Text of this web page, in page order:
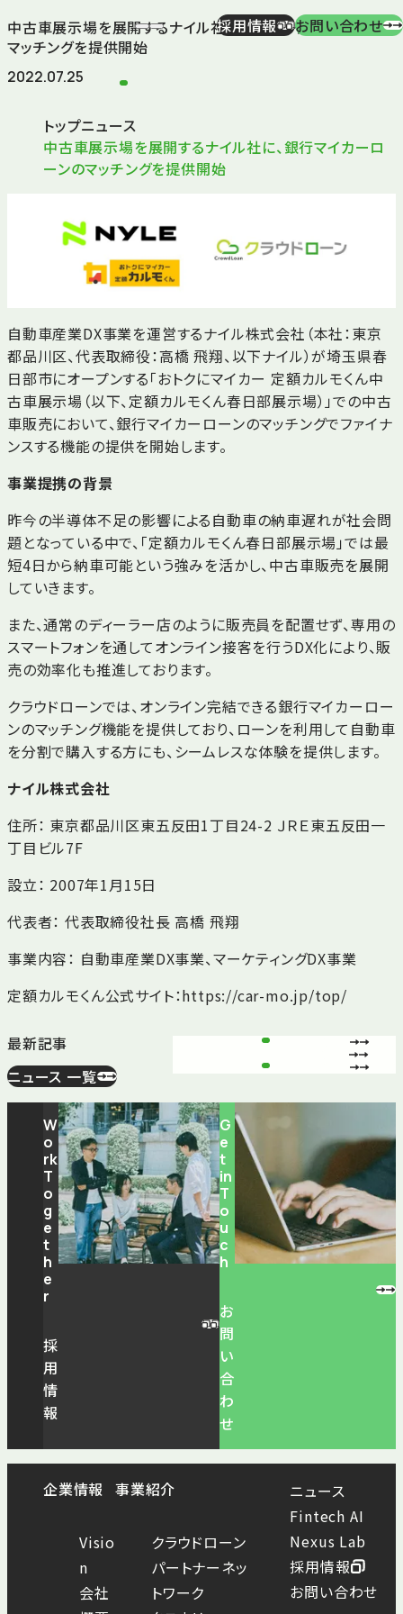
採用情報 お問い合わせ
中古車展示場を展開するナイル社に、銀行マイカーローンの
マッチングを提供開始
2022.07.25
トップニュース
中古車展示場を展開するナイル社に、銀行マイカーロ
ーンのマッチングを提供開始
自動車産業DX事業を運営するナイル株式会社（本社：東京
都品川区、代表取締役：高橋 飛翔、以下ナイル）が埼玉県春
日部市にオープンする「おトクにマイカー 定額カルモくん中
古車展示場（以下、定額カルモくん春日部展示場）」での中古
車販売において、銀行マイカーローンのマッチングでファイナ
ンスする機能の提供を開始します。
事業提携の背景
昨今の半導体不足の影響による自動車の納車遅れが社会問
題となっている中で、「定額カルモくん春日部展示場」では最
短4日から納車可能という強みを活かし、中古車販売を展開
していきます。
また、通常のディーラー店のように販売員を配置せず、専用の
スマートフォンを通してオンライン接客を行うDX化により、販
売の効率化も推進しております。
クラウドローンでは、オンライン完結できる銀行マイカーロー
ンのマッチング機能を提供しており、ローンを利用して自動車
を分割で購入する方にも、シームレスな体験を提供します。
ナイル株式会社
住所： 東京都品川区東五反田1丁目24-2 ＪＲＥ東五反田一
丁目ビル7F
設立： 2007年1月15日
代表者： 代表取締役社長 高橋 飛翔
事業内容： 自動車産業DX事業、マーケティングDX事業
定額カルモくん公式サイト：https://car-mo.jp/top/
最新記事
ニュース 一覧
W
o
rk
T
o
g
e
t
h
e
r
採
用
情
報
G
e
t
in
T
o
u
c
h
お
問
い
合
わ
せ
企業情報
Visio
n
会社
事業紹介
クラウドローン
パートナーネッ
トワーク
ニュース
Fintech AI
Nexus Lab
採用情報
お問い合わせ